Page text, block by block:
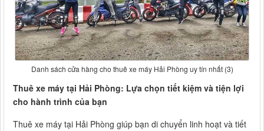
Danh sách cửa hàng cho thuê xe máy Hải Phòng uy tín nhất (3)
Thuê xe máy tại Hải Phòng: Lựa chọn tiết kiệm và tiện lợi
cho hành trình của bạn
Thuê xe máy tại Hải Phòng giúp bạn di chuyển linh hoạt và tiết